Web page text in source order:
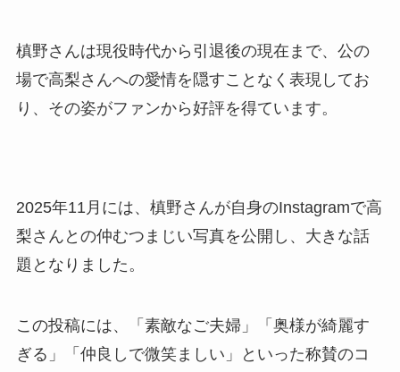
槙野さんは現役時代から引退後の現在まで、公の
場で高梨さんへの愛情を隠すことなく表現してお
り、その姿がファンから好評を得ています。
2025年11月には、槙野さんが自身のInstagramで高
梨さんとの仲むつまじい写真を公開し、大きな話
題となりました。
この投稿には、「素敵なご夫婦」「奥様が綺麗す
ぎる」「仲良しで微笑ましい」といった称賛のコ